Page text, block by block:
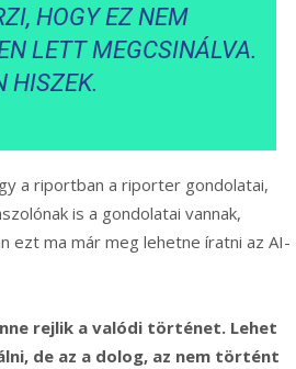
HOGY EZ NEM
LETT MEGCSINÁLVA.
HISZEK.
a riportban a riporter gondolatai,
is a gondolatai vannak,
ezt ma már meg lehetne íratni az AI-
rejlik a valódi történet. Lehet
de az a dolog, az nem történt